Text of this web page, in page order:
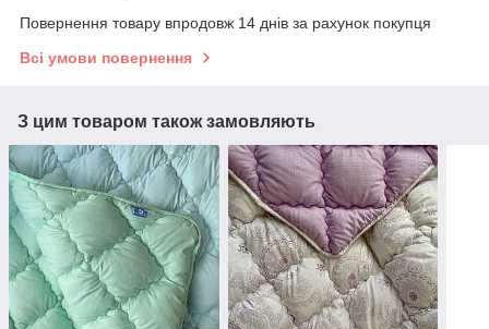
Повернення товару впродовж 14 днів за рахунок покупця
Всі умови повернення
З цим товаром також замовляють